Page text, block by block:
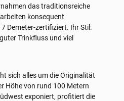
das traditionsreiche
konsequent
Demeter-zertifiziert. Ihr Stil:
Trinkfluss und viel
sich alles um die Originalität
Höhe von rund 100 Metern
exponiert, profitiert die